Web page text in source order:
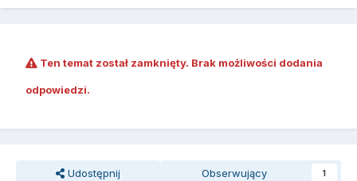
Ten temat został zamknięty. Brak możliwości dodania
odpowiedzi.
Udostępnij Obserwujący 1